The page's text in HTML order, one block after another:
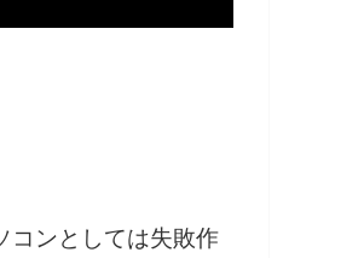
コンとしては失敗作